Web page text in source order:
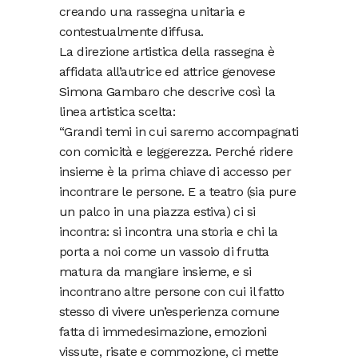
creando una rassegna unitaria e
contestualmente diffusa.
La direzione artistica della rassegna è
affidata all’autrice ed attrice genovese
Simona Gambaro che descrive così la
linea artistica scelta:
“Grandi temi in cui saremo accompagnati
con comicità e leggerezza. Perché ridere
insieme è la prima chiave di accesso per
incontrare le persone. E a teatro (sia pure
un palco in una piazza estiva) ci si
incontra: si incontra una storia e chi la
porta a noi come un vassoio di frutta
matura da mangiare insieme, e si
incontrano altre persone con cui il fatto
stesso di vivere un’esperienza comune
fatta di immedesimazione, emozioni
vissute, risate e commozione, ci mette